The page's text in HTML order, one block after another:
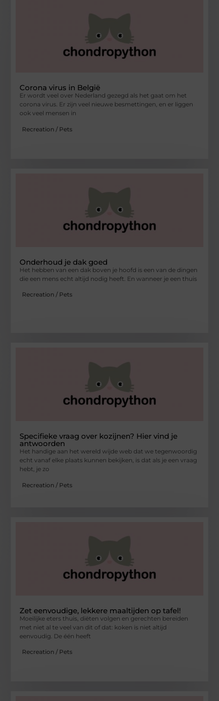
Corona virus in België
Er wordt veel over Nederland gezegd als het gaat om het
corona virus. Er zijn veel nieuwe besmettingen, en er liggen
ook veel mensen in
Recreation / Pets
Onderhoud je dak goed
Het hebben van een dak boven je hoofd is een van de dingen
die een mens echt altijd nodig heeft. En wanneer je een thuis
Recreation / Pets
Specifieke vraag over kozijnen? Hier vind je
antwoorden
Het handige aan het wereld wijde web dat we tegenwoordig
echt vanaf elke plaats kunnen bekijken, is dat als je een vraag
hebt, je zo
Recreation / Pets
Zet eenvoudige, lekkere maaltijden op tafel!
Moeilijke eters thuis, diëten volgen en gerechten bereiden
met niet al te veel van dit of dat: koken is niet altijd
eenvoudig. De één heeft
Recreation / Pets